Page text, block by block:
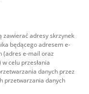
zawierać adresy skrzynek
będącego adresem e-
(adres e-mail oraz
celu przesłania
danych przez
przetwarzania danych